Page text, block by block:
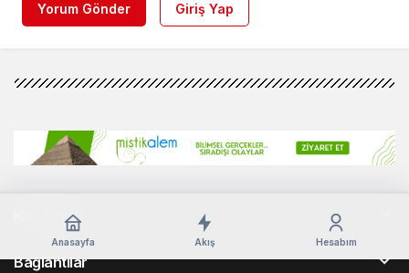
Yorum Gönder Giriş Yap
Anasayfa Akış Hesabım
Kurumsal
Bağlantılar